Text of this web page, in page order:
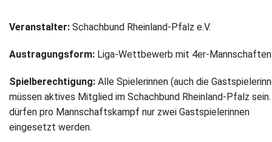
Service
Newsletter
Veranstalter: Schachbund Rheinland-Pfalz e.V.
Austragungsform: Liga-Wettbewerb mit 4er-Mannschaften
Spielberechtigung: Alle Spielerinnen (auch die
müssen aktives Mitglied im Schachbund Rheinland-Pfalz sein.
dürfen pro Mannschaftskampf nur zwei Gastspielerinnen
eingesetzt werden.